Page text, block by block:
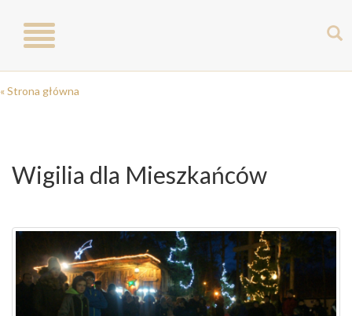
Toggle
navigation
« Strona główna
Wigilia dla Mieszkańców